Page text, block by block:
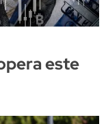
este